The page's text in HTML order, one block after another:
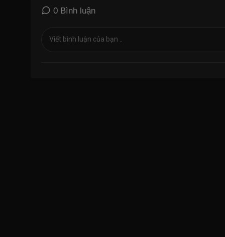
⚙️TAG VIDEO: nonstop vinahouse 2020,nonstop
0 Bình luận